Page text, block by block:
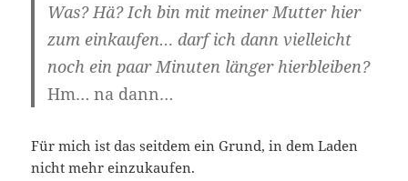
Was? Hä? Ich bin mit meiner Mutter hier
zum einkaufen… darf ich dann vielleicht
noch ein paar Minuten länger hierbleiben?
Hm… na dann…
Für mich ist das seitdem ein Grund, in dem Laden
nicht mehr einzukaufen.